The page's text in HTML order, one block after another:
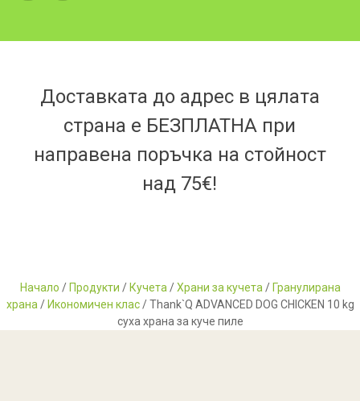
Доставката до адрес в цялата
страна е БЕЗПЛАТНА при
направена поръчка на стойност
над 75€!
Начало / Продукти / Кучета /Храни за кучета / Гранулирана
храна / Икономичен клас/ Thank`Q ADVANCED DOG CHICKEN 10 kg
суха храна за куче пиле